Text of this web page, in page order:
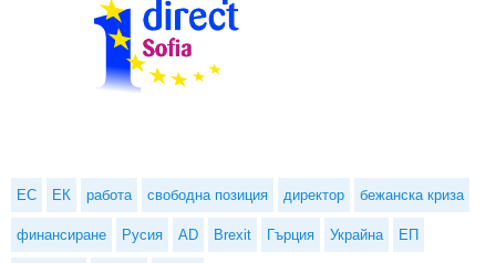
ЕС ЕК работа свободна позиция директор бежанска криза
финансиране Русия AD Brexit Гърция Украйна ЕП